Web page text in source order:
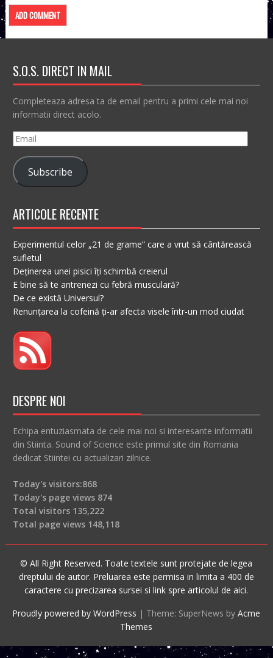
S.O.S. DIRECT IN MAIL
Completeaza adresa ta de email pentru a primi cele mai noi
informatii direct acolo.
Email
Subscribe
ARTICOLE RECENTE
Experimentul celor „21 de grame” care a vrut să cântărească
sufletul
Deținerea unei pisici îți schimbă creierul
E bine să te antrenezi cu febră musculară?
De ce există Universul?
Renunțarea la cofeină ți-ar afecta visele într-un mod ciudat
DESPRE NOI
Echipa entuziasmata de cele mai noi si interesante informatii
din Stiinta. Sound of Science este primul site din Romania
dedicat Stiintei cu actualizari zilnice.
Today's visitors:868
Today's page views 874
Total visitors 135,222
Total page views 148,118
© All Right Reserved. Toate textele sunt protejate de legea
dreptului de autor. Preluarea este permisa in limita a 400 de
caractere cu precizarea sursei si link spre articolul de aici.
Proudly powered by WordPress | Theme: SuperNews byAcme
Themes